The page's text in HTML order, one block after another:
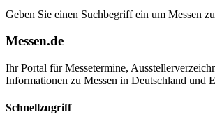
Geben Sie einen Suchbegriff ein um Messen
Messen.de
Ihr Portal für Messetermine,
Informationen zu Messen in Deutschland und
Schnellzugriff